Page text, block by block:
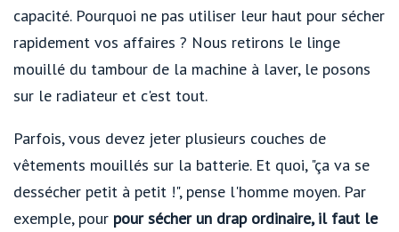
capacité. Pourquoi ne pas utiliser leur haut pour sécher
rapidement vos affaires ? Nous retirons le linge
mouillé du tambour de la machine à laver, le posons
sur le radiateur et c'est tout.
Parfois, vous devez jeter plusieurs couches de
vêtements mouillés sur la batterie. Et quoi, "ça va se
dessécher petit à petit !", pense l'homme moyen. Par
exemple, pour pour sécher un drap ordinaire, il faut le